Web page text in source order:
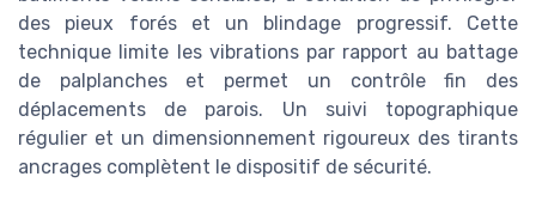
des pieux forés et un blindage progressif. Cette
technique limite les vibrations par rapport au battage
de palplanches et permet un contrôle fin des
déplacements de parois. Un suivi topographique
régulier et un dimensionnement rigoureux des tirants
ancrages complètent le dispositif de sécurité.